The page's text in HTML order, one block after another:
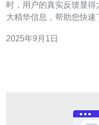
时，用户的真实反馈显
大精华信息，帮助您快
坡高防服务器的性价比至
2025年9月1日